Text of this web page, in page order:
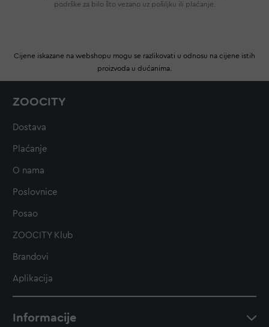
podrške za bilo što vezano uz pošiljku ili plaćanje.
Cijene iskazane na webshopu mogu se razlikovati u odnosu na cijene istih
proizvoda u dućanima.
ZOOCITY
Dostava
Plaćanje
O nama
Poslovnice
Posao
ZOOCITY Klub
Brandovi
Aplikacija
Informacije